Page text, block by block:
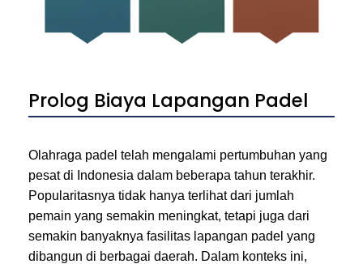
Prolog Biaya Lapangan Padel
Olahraga padel telah mengalami pertumbuhan yang
pesat di Indonesia dalam beberapa tahun terakhir.
Popularitasnya tidak hanya terlihat dari jumlah
pemain yang semakin meningkat, tetapi juga dari
semakin banyaknya fasilitas lapangan padel yang
dibangun di berbagai daerah. Dalam konteks ini,